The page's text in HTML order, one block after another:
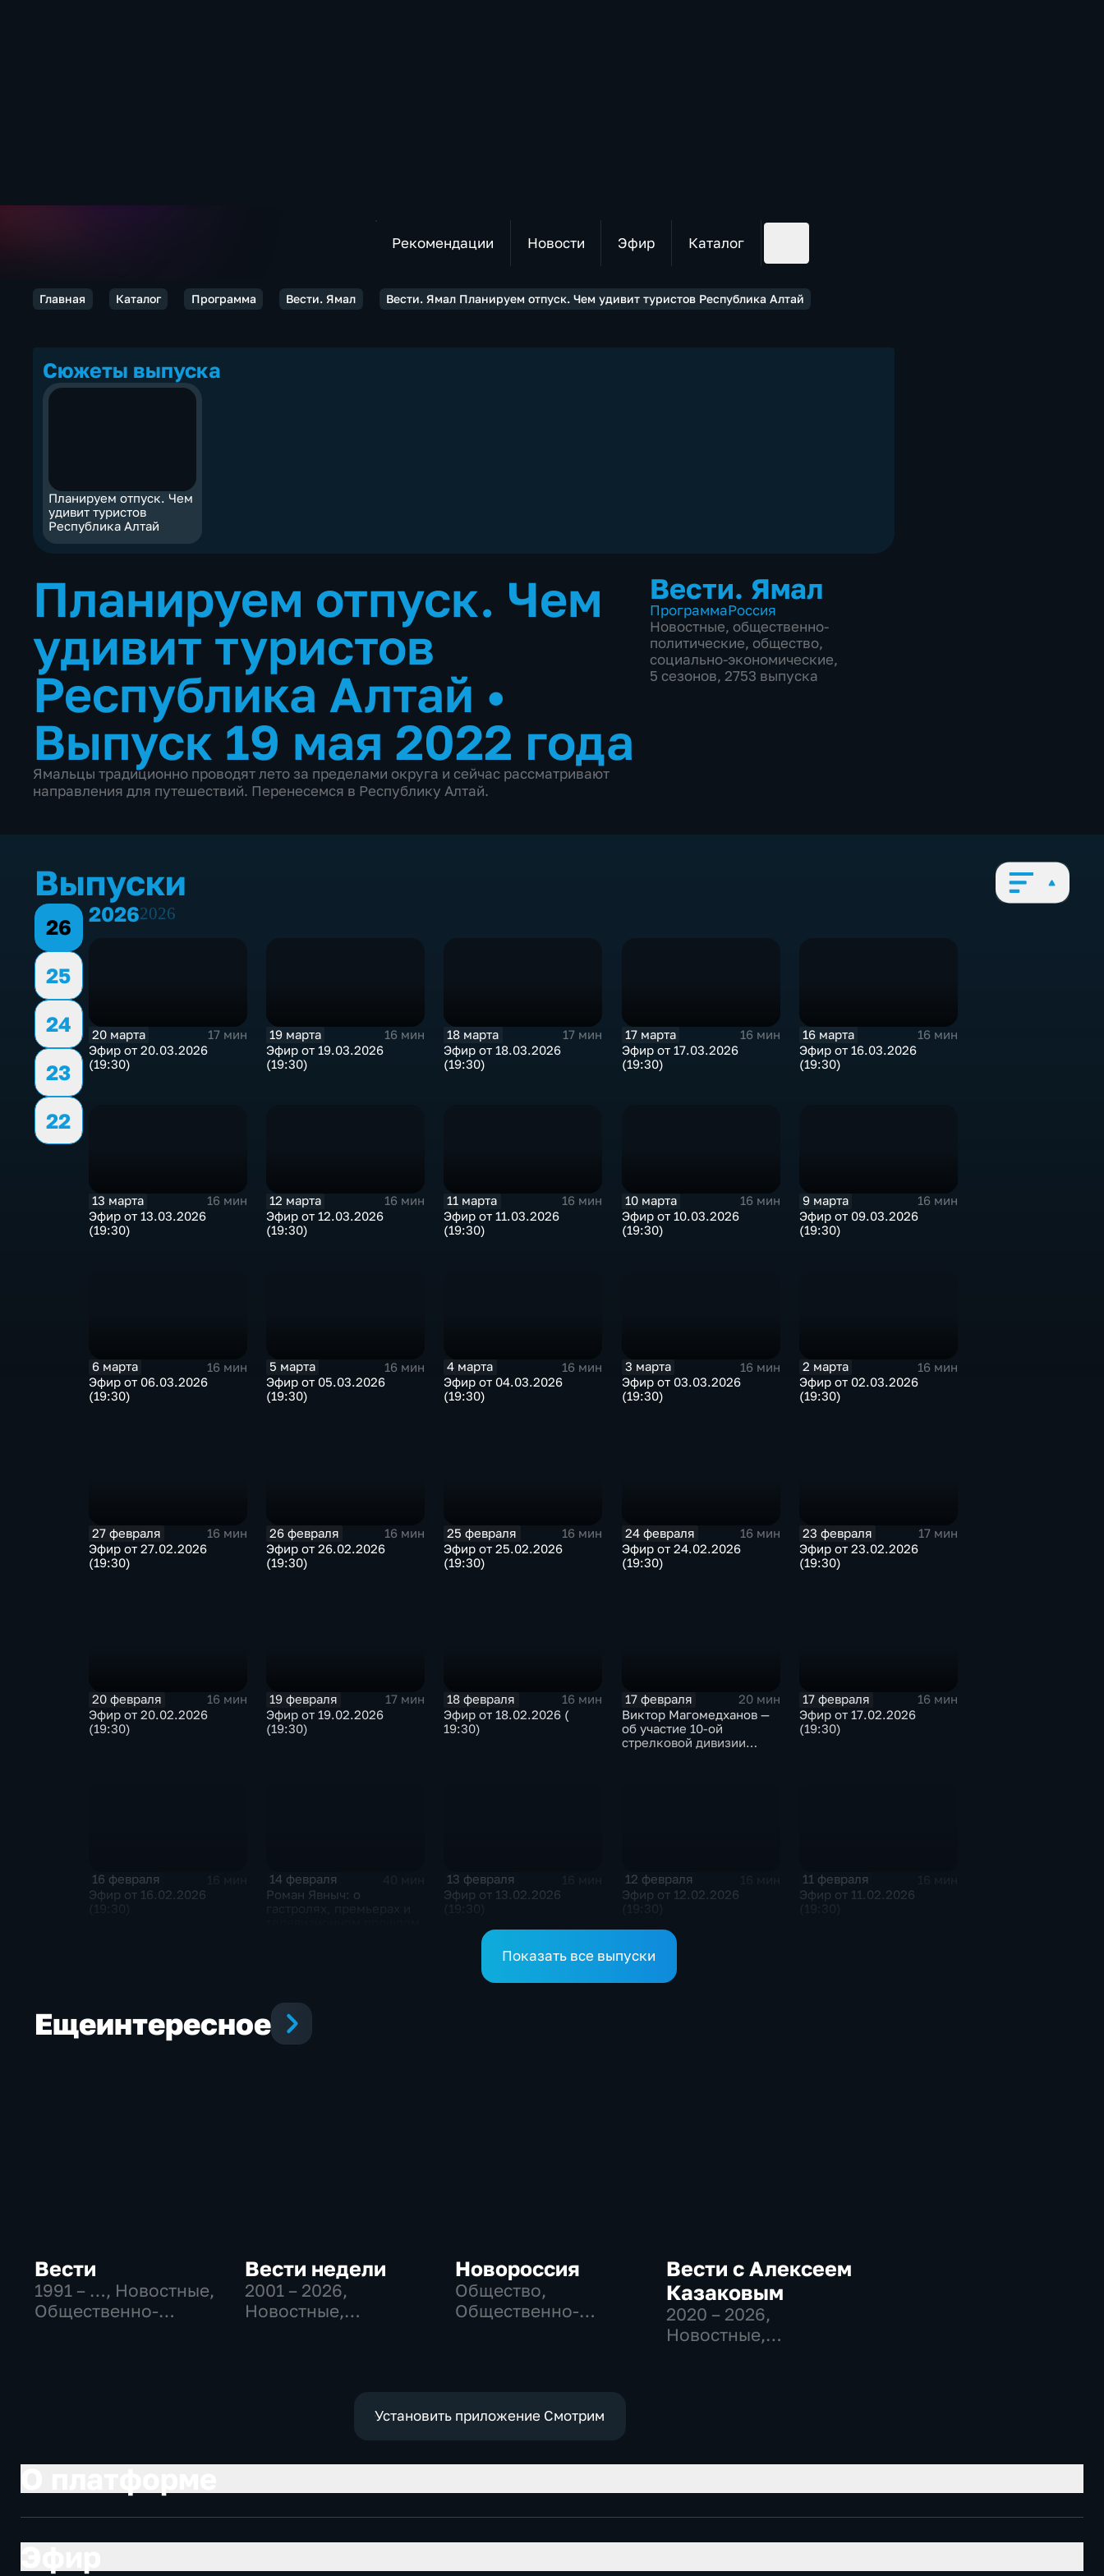
Рекомендации Новости Эфир Каталог
Главная Каталог Программа Вести. Ямал Вести. Ямал Планируем отпуск. Чем удивит туристов Республика Алтай
Сюжеты выпуска
Планируем отпуск. Чем
удивит туристов
Республика Алтай
Планируем отпуск. Чем
удивит туристов
Республика Алтай •
Выпуск 19 мая 2022 года
Ямальцы традиционно проводят лето за пределами округа и сейчас рассматривают
направления для путешествий. Перенесемся в Республику Алтай.
Вести. Ямал
ПрограммаРоссия
Новостные, общественно-
политические, общество,
социально-экономические,
5 сезонов, 2753 выпуска
Выпуски
26
25
24
23
22
20262026
20 марта
17 мин
Эфир от 20.03.2026
(19:30)
19 марта
16 мин
Эфир от 19.03.2026
(19:30)
18 марта
17 мин
Эфир от 18.03.2026
(19:30)
17 марта
16 мин
Эфир от 17.03.2026
(19:30)
16 марта
16 мин
Эфир от 16.03.2026
(19:30)
13 марта
16 мин
Эфир от 13.03.2026
(19:30)
12 марта
16 мин
Эфир от 12.03.2026
(19:30)
11 марта
16 мин
Эфир от 11.03.2026
(19:30)
10 марта
16 мин
Эфир от 10.03.2026
(19:30)
9 марта
16 мин
Эфир от 09.03.2026
(19:30)
6 марта
16 мин
Эфир от 06.03.2026
(19:30)
5 марта
16 мин
Эфир от 05.03.2026
(19:30)
4 марта
16 мин
Эфир от 04.03.2026
(19:30)
3 марта
16 мин
Эфир от 03.03.2026
(19:30)
2 марта
16 мин
Эфир от 02.03.2026
(19:30)
27 февраля
16 мин
Эфир от 27.02.2026
(19:30)
26 февраля
16 мин
Эфир от 26.02.2026
(19:30)
25 февраля
16 мин
Эфир от 25.02.2026
(19:30)
24 февраля
16 мин
Эфир от 24.02.2026
(19:30)
23 февраля
17 мин
Эфир от 23.02.2026
(19:30)
20 февраля
16 мин
Эфир от 20.02.2026
(19:30)
19 февраля
17 мин
Эфир от 19.02.2026
(19:30)
18 февраля
16 мин
Эфир от 18.02.2026 (
19:30)
17 февраля
20 мин
Виктор Магомедханов —
об участие 10-ой
стрелковой дивизии
17 февраля
16 мин
Эфир от 17.02.2026
(19:30)
16 февраля
Эфир от 16.02.2026
14 февраля
Роман Явныч: о
13 февраля
Эфир от 13.02.2026
12 февраля
Эфир от 12.02.2026
11 февраля
Эфир от 11.02.2026
Показать все выпуски
Ещеинтересное
Вести
1991 – …, Новостные,
Общественно-
Вести недели
2001 – 2026,
Новостные,
Новороссия
Общество,
Общественно-
Вести с Алексеем
Казаковым
2020 – 2026,
Новостные,
Установить приложение Смотрим